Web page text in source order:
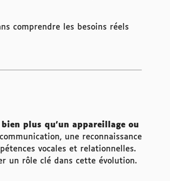
comprendre les besoins réels
plus qu’un appareillage ou
une reconnaissance
vocales et relationnelles.
un rôle clé dans cette évolution.